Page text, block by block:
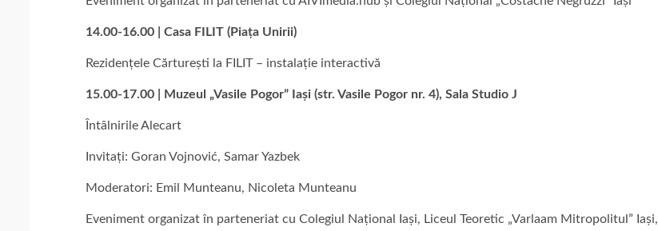
14.00-16.00 | Casa FILIT (Piața Unirii)
Rezidențele Cărturești la FILIT – instalație interactivă
15.00-17.00 | Muzeul „Vasile Pogor” Iași (str. Vasile Pogor nr. 4), Sala Studio J
Întâlnirile Alecart
Invitați: Goran Vojnović, Samar Yazbek
Moderatori: Emil Munteanu, Nicoleta Munteanu
Eveniment organizat în parteneriat cu Colegiul Național Iași, Liceul Teoretic „Varlaam Mitropolitul” Iași,